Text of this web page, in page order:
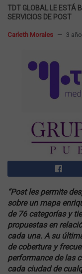
TDT GLOBAL LE ESTÁ
SERVICIOS DE POST
Carleth Morales 3
“Post les permite
sobre un mapa
de 76 categorías y
propuestas en
cada una. A su
de cobertura y
performance de las
cada ciudad de